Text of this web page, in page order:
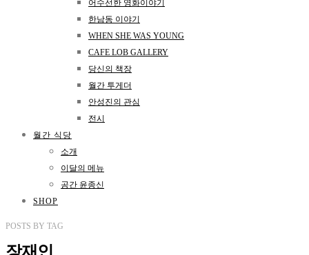
어수선한 영화이야기
한남동 이야기
WHEN SHE WAS YOUNG
CAFE LOB GALLERY
당신의 책장
월간 투게더
안성진의 관심
전시
월간 식당
소개
이달의 메뉴
공간 윤종신
SHOP
POSTS BY TAG